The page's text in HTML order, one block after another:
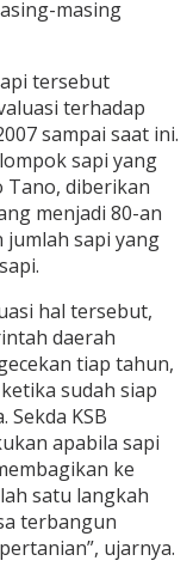
masing
tersebut
terhadap
sampai saat ini.
sapi yang
Tano, diberikan
menjadi 80-an
jumlah sapi yang
hal tersebut,
daerah
tiap tahun,
sudah siap
KSB
apabila sapi
ke
satu langkah
terbangun
ujarnya.